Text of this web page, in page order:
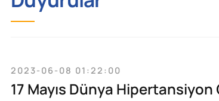
2023-06-08 01:22:00
17 Mayıs Dünya Hipertansiyon